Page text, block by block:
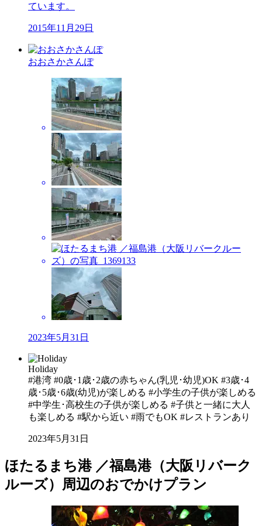
ています。
2015年11月29日
おおさかさんぽ
2023年5月31日
Holiday
#港湾 #0歳･1歳･2歳の赤ちゃん(乳児･幼児)OK #3歳･4
歳･5歳･6歳(幼児)が楽しめる #小学生の子供が楽しめる
#中学生･高校生の子供が楽しめる #子供と一緒に大人
も楽しめる #駅から近い #雨でもOK #レストランあり
2023年5月31日
ほたるまち港 ／福島港（大阪リバーク
ルーズ）周辺のおでかけプラン